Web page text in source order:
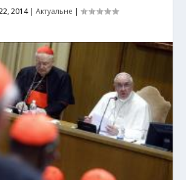
2014| Актуальне |